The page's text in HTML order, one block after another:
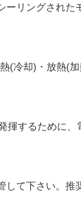
リングされ
冷却)・放熱(
するために
て下さい。